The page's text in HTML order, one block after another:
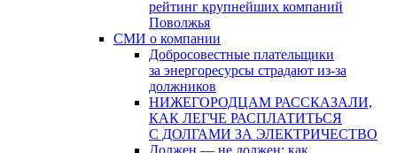
рейтинг крупнейших компаний
Поволжья
СМИ о компании
Добросовестные плательщики
за энергоресурсы страдают из-за
должников
НИЖЕГОРОДЦАМ РАССКАЗАЛИ,
КАК ЛЕГЧЕ РАСПЛАТИТЬСЯ
С ДОЛГАМИ ЗА ЭЛЕКТРИЧЕСТВО